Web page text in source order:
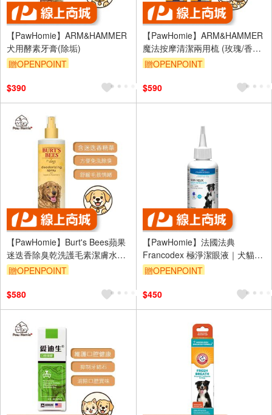
【PawHomie】ARM&HAMMER
犬用酵素牙膏(除垢)
贈OPENPOINT
$390
【PawHomie】ARM&HAMMER
魔法按摩清潔兩用梳 (玫瑰/香草)
寵物 寵物梳子 狗狗梳子 順毛梳
贈OPENPOINT
$590
【PawHomie】Burt's Bees蘋果
迷迭香除臭乾洗護毛素潔膚水
（犬用）
贈OPENPOINT
$580
【PawHomie】法國法典
Francodex 極淨潔眼液｜犬貓潔
眼護理・淚痕清潔・日常眼部保
贈OPENPOINT
$450